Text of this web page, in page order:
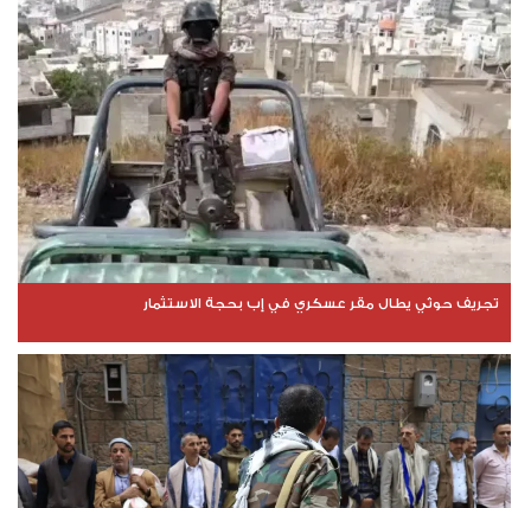
تجريف حوثي يطال مقر عسكري في إب بحجة الاستثمار